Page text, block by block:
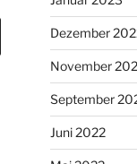
Nächster
Dezember
November
September
Juni 2022